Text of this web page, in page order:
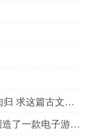
有屠人货肉归 求这篇古文的翻译（有屠人货肉归 求这篇古文的翻译）
由AnheuserBusch生产的啤酒品牌BudLight创造了一款电子游戏机